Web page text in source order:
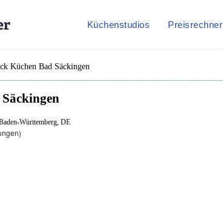
Küchenstudios Preisrechner
Küchen Bad Säckingen
Württemberg, DE